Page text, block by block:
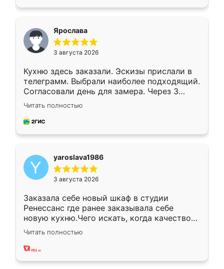
Ярослава
3 августа 2026
Кухню здесь заказали. Эскизы прислали в
телеграмм. Выбрали наиболее подходящий.
Согласовали день для замера. Через 3
недели кухня была уже готова. Остались
довольны работой. Спасибо Ренессанс
мебель за качественную работу!
Читать полностью
yaroslava1986
3 августа 2026
Заказала себе новый шкаф в студии
Ренессанс где ранее заказывала себе
новую кухню.Чего искать, когда качеством
вполне довольна. Служит кухня уже почти
два года, нареканий нет.
Читать полностью